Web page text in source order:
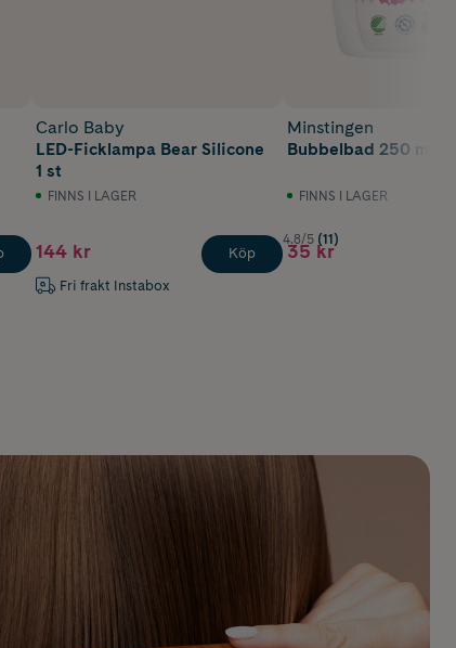
Carlo Baby
LED-Ficklampa Bear Silicone
1 st
FINNS I LAGER
144 kr
Fri frakt Instabox
Köp
Minstingen
Bubbelbad 250 ml
FINNS I LAGER
4.8/5 (11)
35 kr